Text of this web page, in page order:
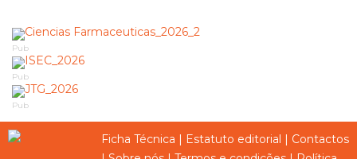
Pub
Pub
Pub
Ficha Técnica Estatuto editorial
Contactos